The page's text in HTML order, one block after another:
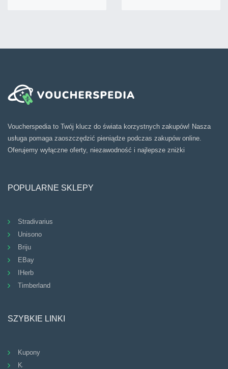
Voucherspedia to Twój klucz do świata korzystnych zakupów! Nasza
usługa pomaga zaoszczędzić pieniądze podczas zakupów online.
Oferujemy wyłączne oferty, niezawodność i najlepsze zniżki
POPULARNE SKLEPY
Stradivarius
Unisono
Briju
EBay
IHerb
Timberland
SZYBKIE LINKI
Kupony
Kategorie